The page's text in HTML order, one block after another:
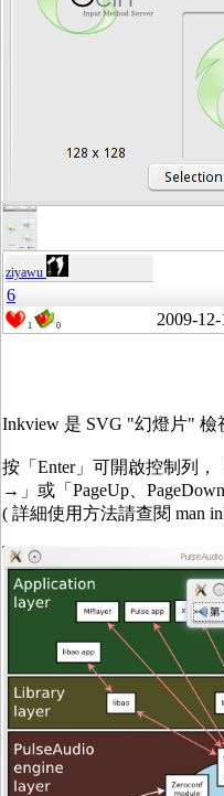
ziyawu
6
1 0 2009-12-
Inkview 是 SVG "幻燈片" 檢
按「Enter」可開啟控制列
→」或「PageUp、
( 詳細使用方法請查閱 man